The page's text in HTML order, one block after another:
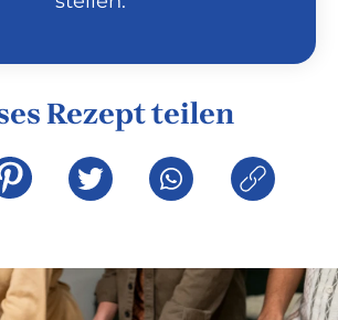
Rezept teilen